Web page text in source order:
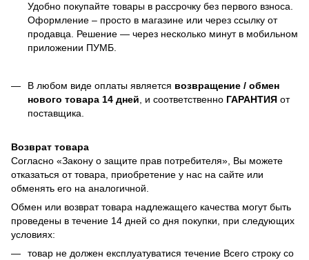
Удобно покупайте товары в рассрочку без первого взноса.
Оформление – просто в магазине или через ссылку от
продавца. Решение — через несколько минут в мобильном
приложении ПУМБ.
В любом виде оплаты является возвращение / обмен
нового товара 14 дней, и соответственно ГАРАНТИЯ от
поставщика.
Возврат товара
Согласно «Закону о защите прав потребителя», Вы можете
отказаться от товара, приобретение у нас на сайте или
обменять его на аналогичной.
Обмен или возврат товара надлежащего качества могут быть
проведены в течение 14 дней со дня покупки, при следующих
условиях:
товар не должен експлуатуватися течение Всего строку со